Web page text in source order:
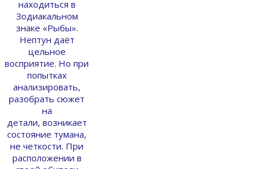
находиться в
Зодиакальном
знаке «Рыбы».
Нептун даёт
цельное
восприятие. Но при
попытках
анализировать,
разобрать сюжет
на
детали, возникает
состояние тумана,
не четкости. При
расположении в